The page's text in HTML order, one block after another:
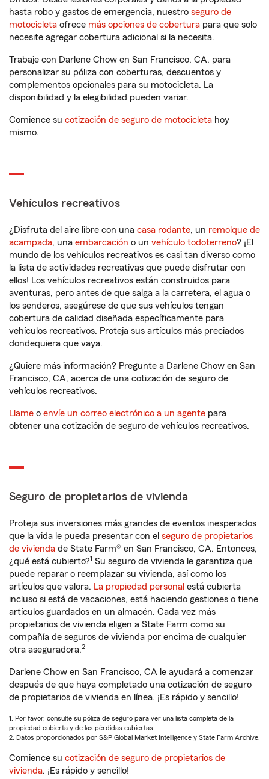
hasta robo y gastos de emergencia, nuestro seguro de
motocicleta ofrece más opciones de cobertura para que solo
necesite agregar cobertura adicional si la necesita.
Trabaje con Darlene Chow en San Francisco, CA, para
personalizar su póliza con coberturas, descuentos y
complementos opcionales para su motocicleta. La
disponibilidad y la elegibilidad pueden variar.
Comience su cotización de seguro de motocicleta hoy
mismo.
Vehículos recreativos
¿Disfruta del aire libre con una casa rodante, un remolque de
acampada, una embarcación o un vehículo todoterreno? ¡El
mundo de los vehículos recreativos es casi tan diverso como
la lista de actividades recreativas que puede disfrutar con
ellos! Los vehículos recreativos están construidos para
aventuras, pero antes de que salga a la carretera, el agua o
los senderos, asegúrese de que sus vehículos tengan
cobertura de calidad diseñada específicamente para
vehículos recreativos. Proteja sus artículos más preciados
dondequiera que vaya.
¿Quiere más información? Pregunte a Darlene Chow en San
Francisco, CA, acerca de una cotización de seguro de
vehículos recreativos.
Llame o envíe un correo electrónico a un agente para
obtener una cotización de seguro de vehículos recreativos.
Seguro de propietarios de vivienda
Proteja sus inversiones más grandes de eventos inesperados
que la vida le pueda presentar con el seguro de propietarios
de vivienda de State Farm® en San Francisco, CA. Entonces,
¿qué está cubierto?1 Su seguro de vivienda le garantiza que
puede reparar o reemplazar su vivienda, así como los
artículos que valora. La propiedad personal está cubierta
incluso si está de vacaciones, está haciendo gestiones o tiene
artículos guardados en un almacén. Cada vez más
propietarios de vivienda eligen a State Farm como su
compañía de seguros de vivienda por encima de cualquier
otra aseguradora.2
Darlene Chow en San Francisco, CA le ayudará a comenzar
después de que haya completado una cotización de seguro
de propietarios de vivienda en línea. ¡Es rápido y sencillo!
1. Por favor, consulte su póliza de seguro para ver una lista completa de la
propiedad cubierta y de las pérdidas cubiertas.
2. Datos proporcionados por S&P Global Market Intelligence y State Farm Archive.
Comience su cotización de seguro de propietarios de
vivienda. ¡Es rápido y sencillo!